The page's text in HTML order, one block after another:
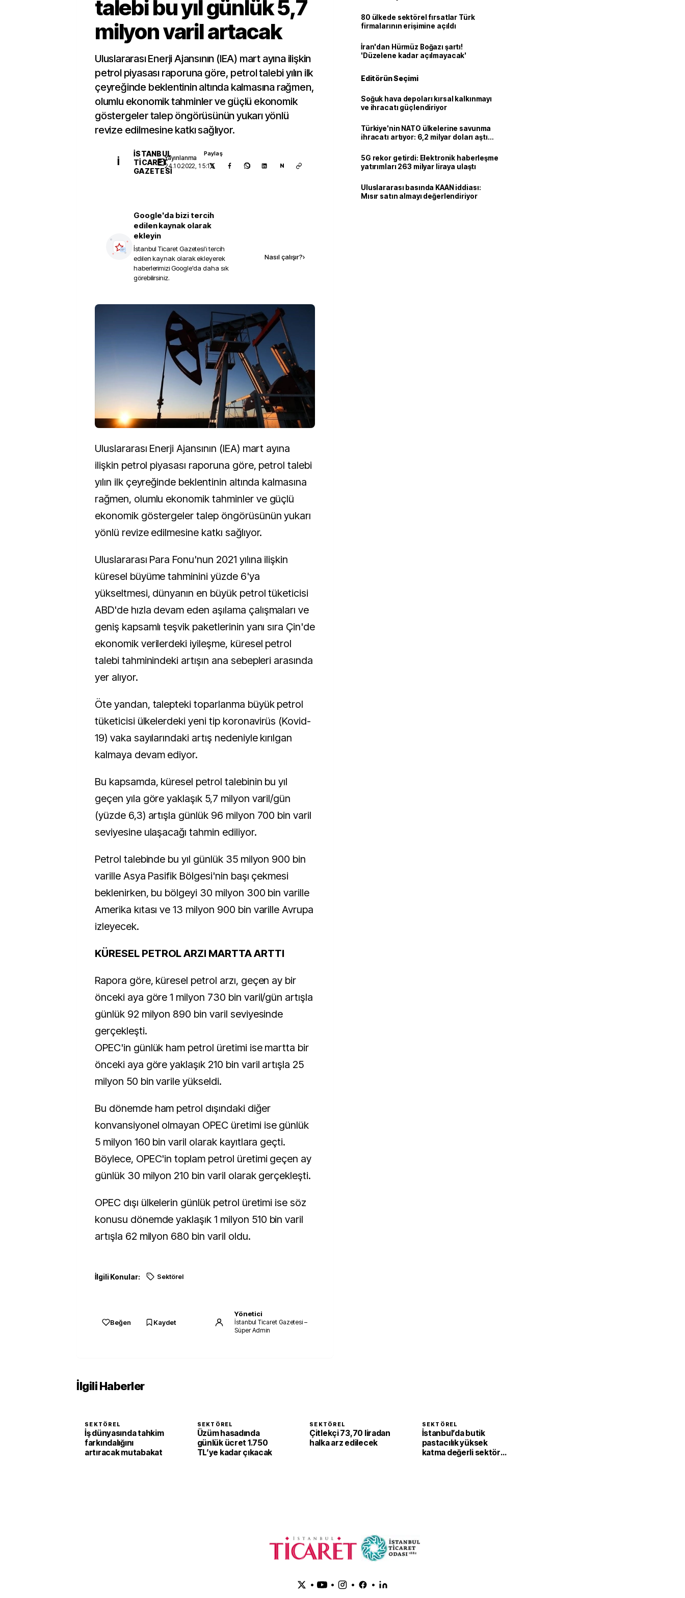
talebi bu yıl günlük 5,7
milyon varil artacak
Uluslararası Enerji Ajansının (IEA) mart ayına ilişkin
petrol piyasası raporuna göre, petrol talebi yılın ilk
çeyreğinde beklentinin altında kalmasına rağmen,
olumlu ekonomik tahminler ve güçlü ekonomik
göstergeler talep öngörüsünün yukarı yönlü
revize edilmesine katkı sağlıyor.
İ
İSTANBUL
TICARET
GAZETESI
Yayınlanma
24.10.2022, 15:15
Paylaş
N
Google'da bizi tercih
edilen kaynak olarak
ekleyin
İstanbul Ticaret Gazetesi'i tercih
edilen kaynak olarak ekleyerek
haberlerimizi Google'da daha sık
görebilirsiniz.
Nasıl çalışır?›
Uluslararası Enerji Ajansının (IEA) mart ayına
ilişkin petrol piyasası raporuna göre, petrol talebi
yılın ilk çeyreğinde beklentinin altında kalmasına
rağmen, olumlu ekonomik tahminler ve güçlü
ekonomik göstergeler talep öngörüsünün yukarı
yönlü revize edilmesine katkı sağlıyor.
Uluslararası Para Fonu'nun 2021 yılına ilişkin
küresel büyüme tahminini yüzde 6'ya
yükseltmesi, dünyanın en büyük petrol tüketicisi
ABD'de hızla devam eden aşılama çalışmaları ve
geniş kapsamlı teşvik paketlerinin yanı sıra Çin'de
ekonomik verilerdeki iyileşme, küresel petrol
talebi tahminindeki artışın ana sebepleri arasında
yer alıyor.
Öte yandan, talepteki toparlanma büyük petrol
tüketicisi ülkelerdeki yeni tip koronavirüs (Kovid-
19) vaka sayılarındaki artış nedeniyle kırılgan
kalmaya devam ediyor.
Bu kapsamda, küresel petrol talebinin bu yıl
geçen yıla göre yaklaşık 5,7 milyon varil/gün
(yüzde 6,3) artışla günlük 96 milyon 700 bin varil
seviyesine ulaşacağı tahmin ediliyor.
Petrol talebinde bu yıl günlük 35 milyon 900 bin
varille Asya Pasifik Bölgesi'nin başı çekmesi
beklenirken, bu bölgeyi 30 milyon 300 bin varille
Amerika kıtası ve 13 milyon 900 bin varille Avrupa
izleyecek.
KÜRESEL PETROL ARZI MARTTA ARTTI
Rapora göre, küresel petrol arzı, geçen ay bir
önceki aya göre 1 milyon 730 bin varil/gün artışla
günlük 92 milyon 890 bin varil seviyesinde
gerçekleşti.
OPEC'in günlük ham petrol üretimi ise martta bir
önceki aya göre yaklaşık 210 bin varil artışla 25
milyon 50 bin varile yükseldi.
Bu dönemde ham petrol dışındaki diğer
konvansiyonel olmayan OPEC üretimi ise günlük
5 milyon 160 bin varil olarak kayıtlara geçti.
Böylece, OPEC'in toplam petrol üretimi geçen ay
günlük 30 milyon 210 bin varil olarak gerçekleşti.
OPEC dışı ülkelerin günlük petrol üretimi ise söz
konusu dönemde yaklaşık 1 milyon 510 bin varil
artışla 62 milyon 680 bin varil oldu.
İlgili Konular: Sektörel
Beğen Kaydet
Yönetici
İstanbul Ticaret Gazetesi –
Süper Admin
80 ülkede sektörel fırsatlar Türk
firmalarının erişimine açıldı
İran'dan Hürmüz Boğazı şartı!
'Düzelene kadar açılmayacak'
Editörün Seçimi
Soğuk hava depoları kırsal kalkınmayı
ve ihracatı güçlendiriyor
Türkiye'nin NATO ülkelerine savunma
ihracatı artıyor: 6,2 milyar doları aştı
5G rekor getirdi: Elektronik haberleşme
yatırımları 263 milyar liraya ulaştı
Uluslararası basında KAAN iddiası:
Mısır satın almayı değerlendiriyor
İlgili Haberler
SEKTÖREL
İş dünyasında tahkim
farkındalığını
artıracak mutabakat
SEKTÖREL
Üzüm hasadında
günlük ücret 1.750
TL’ye kadar çıkacak
SEKTÖREL
Çitlekçi 73,70 liradan
halka arz edilecek
SEKTÖREL
İstanbul’da butik
pastacılık yüksek
katma değerli sektöre
• • • •